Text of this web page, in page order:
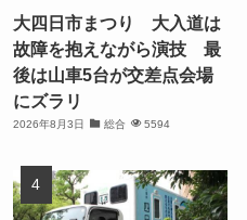
大四日市まつり 大入道は
故障を抱えながら演技 最
後は山車5台が交差点会場
にズラリ
2026年8月3日 総合 5594